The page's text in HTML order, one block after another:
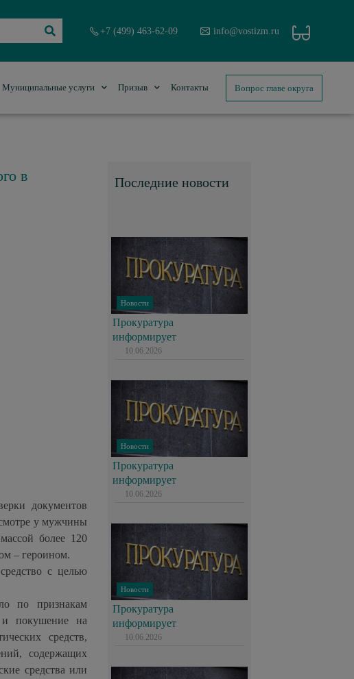
+7 (499) 463-62-09 info@vostizm.ru
Муниципальные услуги Призыв Контакты Вопрос главе округа
в
документов
у мужчины
более 120
– героином.
с целью
по признакам
и покушение на
средств,
содержащих
средства или
Последние новости
Новости
Прокуратура
информирует
10.06.2026
Новости
Прокуратура
информирует
10.06.2026
Новости
Прокуратура
информирует
10.06.2026